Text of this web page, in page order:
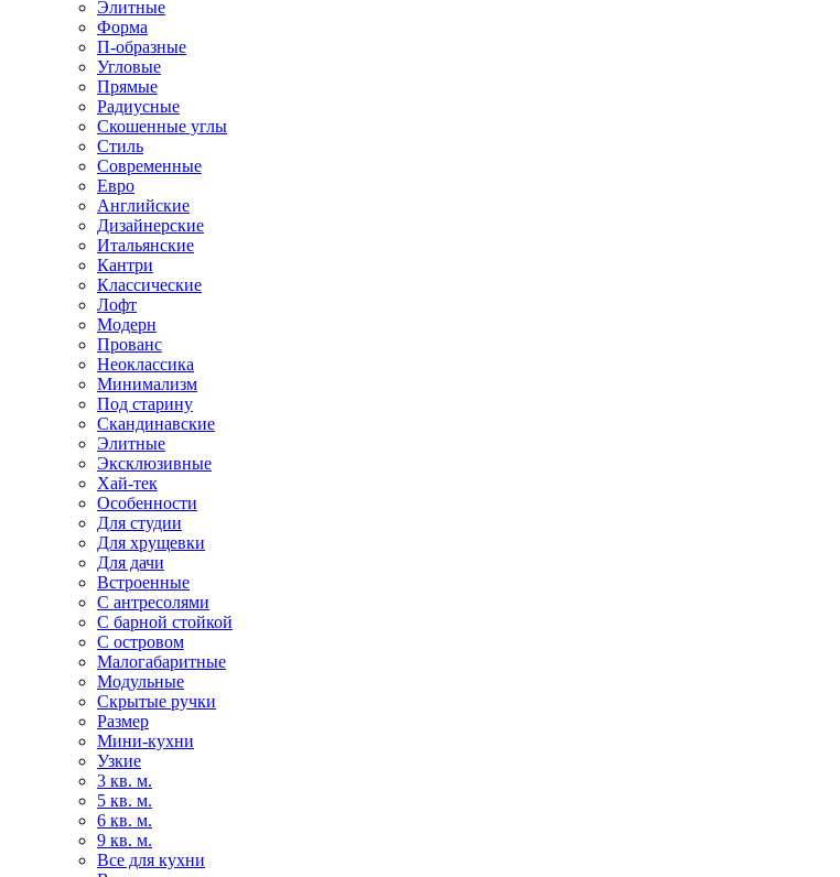
Элитные
Форма
П-образные
Угловые
Прямые
Радиусные
Скошенные углы
Стиль
Современные
Евро
Английские
Дизайнерские
Итальянские
Кантри
Классические
Лофт
Модерн
Прованс
Неоклассика
Минимализм
Под старину
Скандинавские
Элитные
Эксклюзивные
Хай-тек
Особенности
Для студии
Для хрущевки
Для дачи
Встроенные
С антресолями
С барной стойкой
С островом
Малогабаритные
Модульные
Скрытые ручки
Размер
Мини-кухни
Узкие
3 кв. м.
5 кв. м.
6 кв. м.
9 кв. м.
Все для кухни